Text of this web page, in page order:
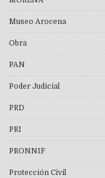
Museo Arocena
Obra
PAN
Poder Judicial
PRD
PRI
PRONNIF
Protección Civil